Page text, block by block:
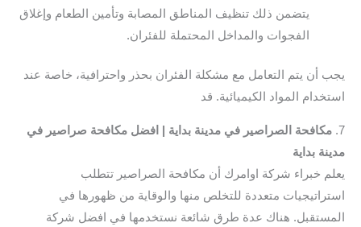
يتضمن ذلك تنظيف المناطق المصابة وتأمين الطعام وإغلاق
الفجوات والمداخل المحتملة للفئران.
يجب أن يتم التعامل مع مشكلة الفئران بحذر واحترافية، خاصة عند
استخدام المواد الكيميائية. قد
7. مكافحة الصراصير في مدينة بداية | افضل مكافحة صراصير في
مدينة بداية
يعلم خبراء شركة اوامرك أن مكافحة الصراصير تتطلب
استراتيجيات متعددة للتخلص منها والوقاية من ظهورها في
المستقبل. هناك عدة طرق شائعة نستخدمها في افضل شركة